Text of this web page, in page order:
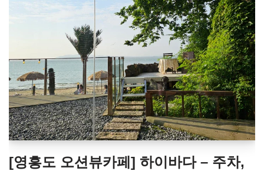
[영흥도 오션뷰카페] 하이바다 – 주차,